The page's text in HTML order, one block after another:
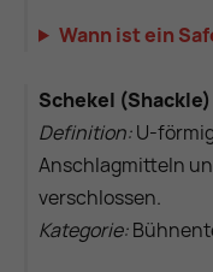
Wann ist ein
Schekel (Shackle)
Definition:U-
Anschlagmitteln
verschlossen.
Kategorie: